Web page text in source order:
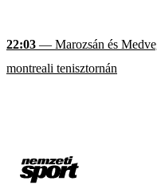
22:03 — Marozsán és
montreali tenisztornán